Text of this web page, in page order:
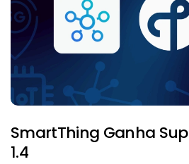
SmartThing Ganha
1.4